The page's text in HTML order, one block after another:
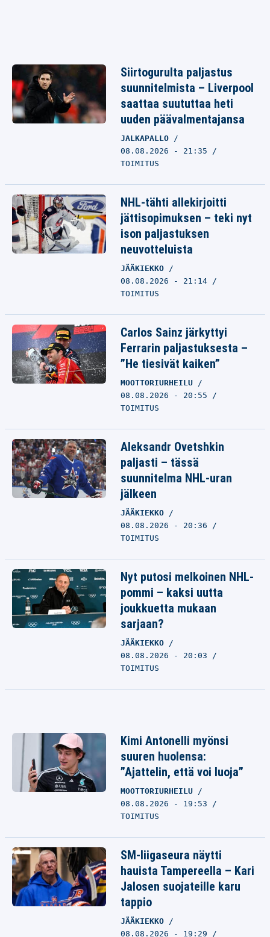
Siirtogurulta paljastus
suunnitelmista – Liverpool
saattaa suututtaa heti
uuden päävalmentajansa
JALKAPALLO
08.08.2026 - 21:35
TOIMITUS
NHL-tähti allekirjoitti
jättisopimuksen – teki nyt
ison paljastuksen
neuvotteluista
JÄÄKIEKKO
08.08.2026 - 21:14
TOIMITUS
Carlos Sainz järkyttyi
Ferrarin paljastuksesta –
”He tiesivät kaiken”
MOOTTORIURHEILU
08.08.2026 - 20:55
TOIMITUS
Aleksandr Ovetshkin
paljasti – tässä
suunnitelma NHL-uran
jälkeen
JÄÄKIEKKO
08.08.2026 - 20:36
TOIMITUS
Nyt putosi melkoinen NHL-
pommi – kaksi uutta
joukkuetta mukaan
sarjaan?
JÄÄKIEKKO
08.08.2026 - 20:03
TOIMITUS
Kimi Antonelli myönsi
suuren huolensa:
”Ajattelin, että voi luoja”
MOOTTORIURHEILU
08.08.2026 - 19:53
TOIMITUS
SM-liigaseura näytti
hauista Tampereella – Kari
Jalosen suojateille karu
tappio
JÄÄKIEKKO
08.08.2026 - 19:29